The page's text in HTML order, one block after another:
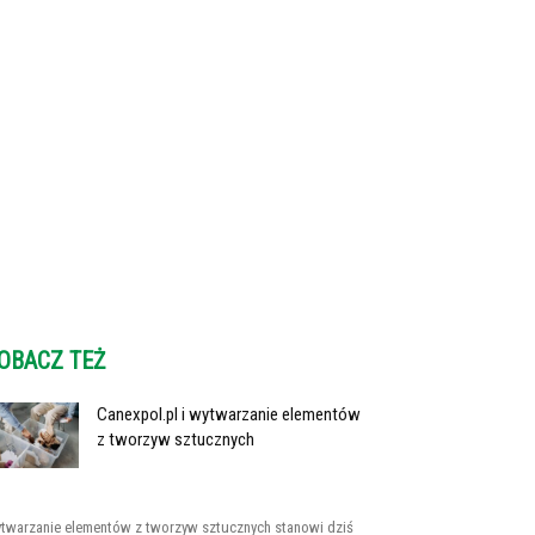
TEŻ
Canexpol.pl i wytwarzanie elementów
z tworzyw sztucznych
elementów z tworzyw sztucznych stanowi dziś